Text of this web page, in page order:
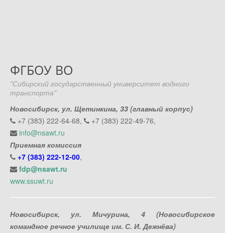
ФГБОУ ВО
"Сибирский государственный университет водного
транспорта"
Новосибирск, ул. Щетинкина, 33 (главный корпус)
+7 (383) 222-64-68,
+7 (383) 222-49-76,
info@nsawt.ru
Приемная комиссия
+7 (383) 222-12-00,
fdp@nsawt.ru
www.ssuwt.ru
Новосибирск, ул. Мичурина, 4 (Новосибирское
командное речное училище им. С. И. Дежнёва)